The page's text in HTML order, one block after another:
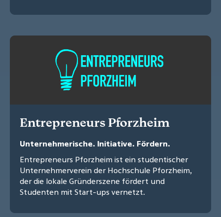
Entrepreneurs Pforzheim
Unternehmerische. Initiative. Fördern.
Entrepreneurs Pforzheim ist ein studentischer
Unternehmerverein der Hochschule Pforzheim,
der die lokale Gründerszene fördert und
Studenten mit Start-ups vernetzt.